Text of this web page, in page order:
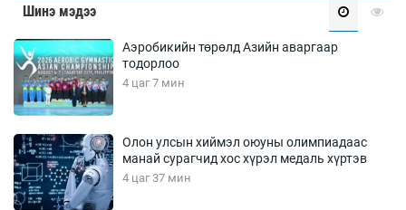
Шинэ мэдээ
Аэробикийн төрөлд Азийн аваргаар
тодорлоо
4 цаг 7 мин
Олон улсын хиймэл оюуны олимпиадаас
манай сурагчид хос хүрэл медаль хүртэв
4 цаг 37 мин